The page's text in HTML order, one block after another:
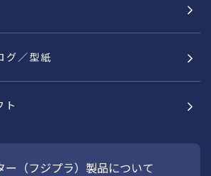
グ／型紙
ト
ー（フジプラ）製品について